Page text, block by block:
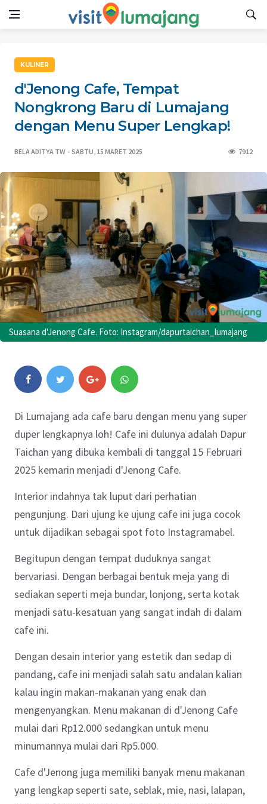
KULINER
d'Jenong Cafe, Tempat
Nongkrong Baru di Lumajang
dengan Menu Super Lengkap!
BELA ADITYA TW SABTU, 15 MARET 2025 7912
Suasana d'Jenong Cafe. Foto: Instagram/dapurtaichan_lumajang
Di Lumajang ada cafe baru dengan menu yang super
duper lengkapnya loh! Cafe ini dulunya adalah Dapur
Taichan yang dibuka kembali di tanggal 15 Februari
2025 kemarin menjadi d'Jenong Cafe.
Interior indahnya tak luput dari perhatian
pengunjung. Dari ujung ke ujung cafe ini juga cocok
untuk dijadikan sebagai spot foto Instagramabel.
Begitupun dengan tempat duduknya sangat
bervariasi. Dengan berbagai bentuk meja yang di
sediakan seperti meja bundar, lonjong, serta kotak
menjadi satu-kesatuan yang sangat indah di dalam
cafe ini.
Dengan desain interior yang estetik dan sedap di
pandang, cafe ini menjadi salah satu andalan kalian
kalau ingin makan-makanan yang enak dan
mengenyangkan. Menu makanan di d'Jenong Cafe
mulai dari Rp12.000 sedangkan untuk menu
minumannya mulai dari Rp5.000.
Cafe d'Jenong juga memiliki banyak menu makanan
yang lengkap seperti sate, seblak, mie, nasi, lalapan,